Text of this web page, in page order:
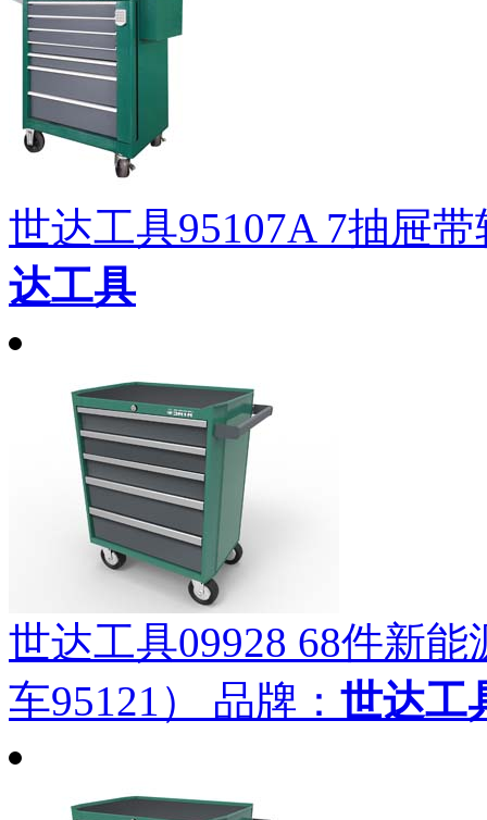
世达工具95107A 7抽屉
达工具
世达工具09928 68件新
车95121）
品牌： 世达工